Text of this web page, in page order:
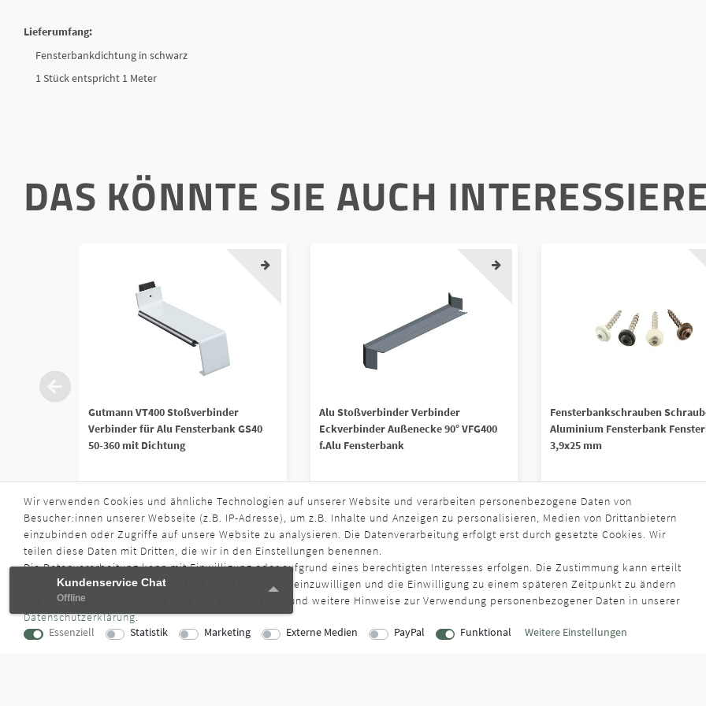
Lieferumfang:
Fensterbankdichtung in schwarz
1 Stück entspricht 1 Meter
DAS KÖNNTE SIE AUCH
Gutmann VT400 Stoßverbinder
Verbinder für Alu Fensterbank GS40
50-360 mit Dichtung
11,50 € *
*inkl. ges. MwSt.zzgl.Versandkosten
Lieferzeit ca. 2-3 Werktage
Alu Stoßverbinder Verbinder
Eckverbinder Außenecke 90° VFG400
f.Alu Fensterbank
12,25 € *
*inkl. ges. MwSt.zzgl.Versandkosten
Lieferzeit ca. 2-3 Werktage
Fensterbankschrauben
Aluminium Fensterbank
3,9x25 mm
5,70 € *
*inkl. ges. MwSt.zzgl. Versandkosten
Lieferzeit ca. 2-3 Werktage
Wir verwenden Cookies und ähnliche Technologien auf unserer Website und verarbeiten personenbezogene Daten von
Besucher:innen unserer Webseite (z.B. IP-Adresse), um z.B. Inhalte und Anzeigen zu personalisieren, Medien von Drittanbietern
einzubinden oder Zugriffe auf unsere Website zu analysieren. Die Datenverarbeitung erfolgt erst durch gesetzte Cookies. Wir
teilen diese Daten mit Dritten, die wir in den Einstellungen benennen.
Die Datenverarbeitung kann mit Einwilligung oder aufgrund eines berechtigten Interesses erfolgen. Die Zustimmung kann erteilt
oder abgelehnt werden. Es besteht das Recht, nicht einzuwilligen und die Einwilligung zu einem späteren Zeitpunkt zu ändern
oder zu widerrufen. Beachten Sie unser
und weitere Hinweise zur Verwendung personenbezogener Daten in unserer
Daten­schutz­erklärung.
Essenziell
Statistik Marketing Externe Medien PayPal Funktional Weitere Einstellungen
Kundenservice Chat
Offline
Kundenservice Chat
Offline